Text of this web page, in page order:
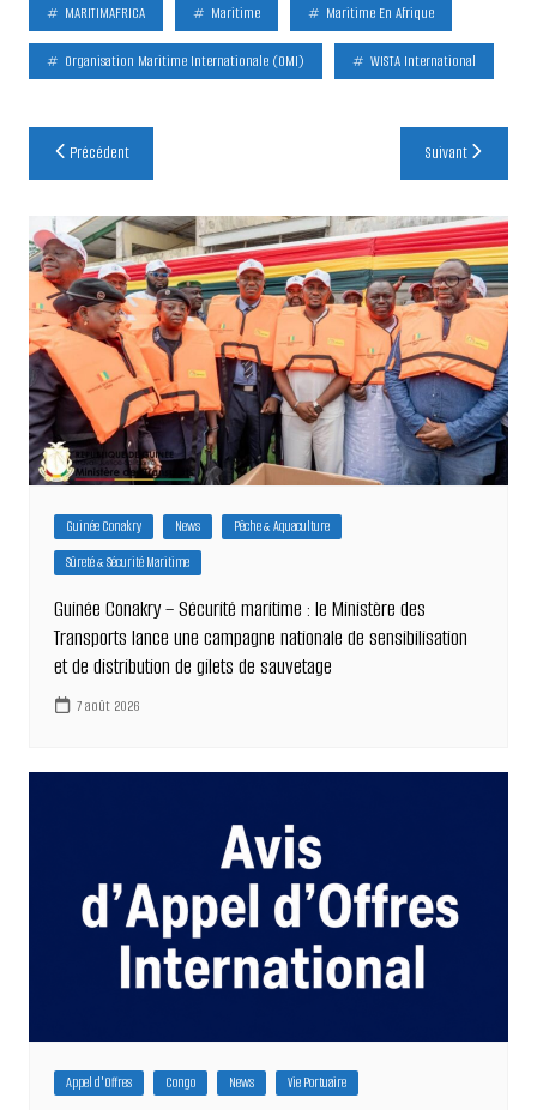
MARITIMAFRICA Maritime Maritime En Afrique
Organisation Maritime Internationale (OMI) WISTA International
Navigation
de
l’article
Précédent Suivant
Guinée Conakry News
Pêche & Aquaculture
Sûreté & Sécurité Maritime
Guinée Conakry – Sécurité maritime : le Ministère des
Transports lance une campagne nationale de sensibilisation
et de distribution de gilets de sauvetage
7 août 2026
Appel d'Offres Congo News Vie Portuaire